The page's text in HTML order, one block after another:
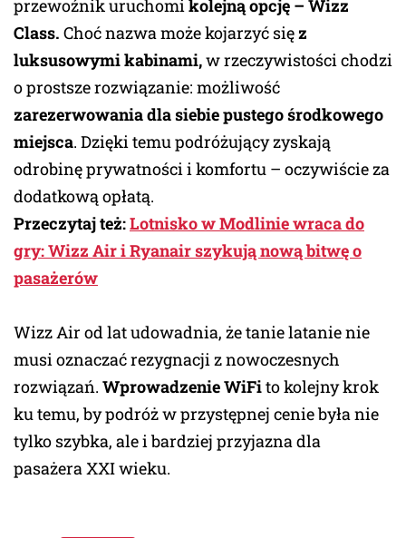
przewoźnik uruchomikolejną opcję – Wizz
Class. Choć nazwa może kojarzyć sięz
luksusowymi kabinami,w rzeczywistości chodzi
o prostsze rozwiązanie: możliwość
zarezerwowania dla siebie pustego środkowego
miejsca. Dzięki temu podróżujący zyskają
odrobinę prywatności i komfortu – oczywiście za
dodatkową opłatą.
Przeczytaj też:Lotnisko w Modlinie wraca do
gry: Wizz Air i Ryanair szykują nową bitwę o
pasażerów
Wizz Air od lat udowadnia, że tanie latanie nie
musi oznaczać rezygnacji z nowoczesnych
rozwiązań. Wprowadzenie WiFito kolejny krok
ku temu, by podróż w przystępnej cenie była nie
tylko szybka, ale i bardziej przyjazna dla
pasażera XXI wieku.